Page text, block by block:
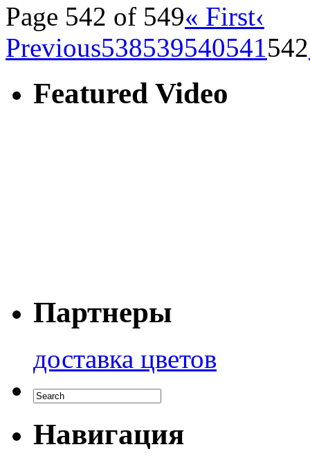
Page 542 of 549« First‹
Previous538539540541 542
Featured Video
Партнеры
доставка цветов
Навигация